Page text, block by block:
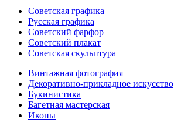
Советская графика
Русская графика
Советский фарфор
Советский плакат
Советская скульптура
Винтажная фотография
Декоративно-прикладное искусство
Букинистика
Багетная мастерская
Иконы